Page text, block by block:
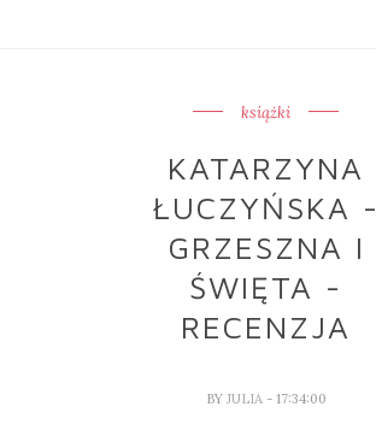
książki
KATARZYNA
ŁUCZYŃSKA -
GRZESZNA I
ŚWIĘTA -
RECENZJA
BY JULIA - 17:34:00